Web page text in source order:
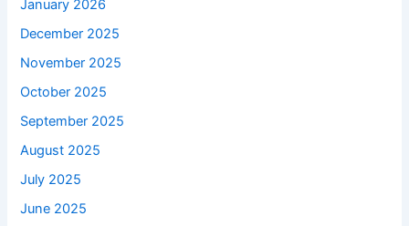
January 2026
December 2025
November 2025
October 2025
September 2025
August 2025
July 2025
June 2025